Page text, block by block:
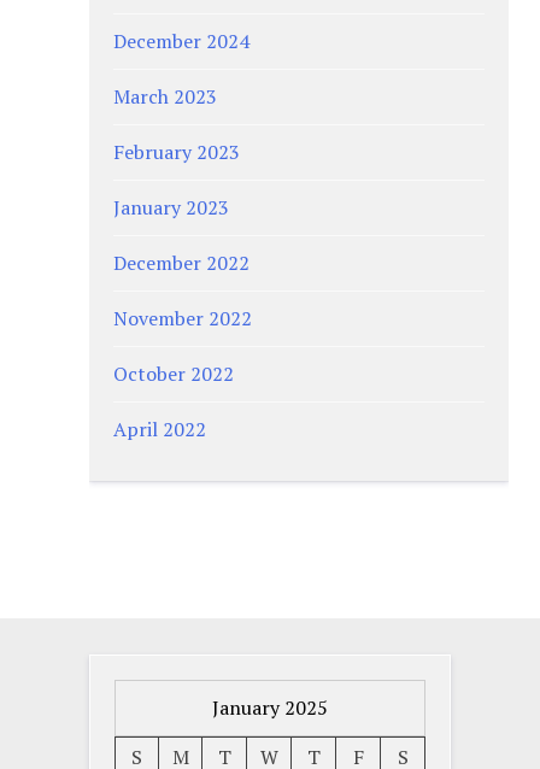
December 2024
March 2023
February 2023
January 2023
December 2022
November 2022
October 2022
April 2022
January 2025
S
M T W T F S